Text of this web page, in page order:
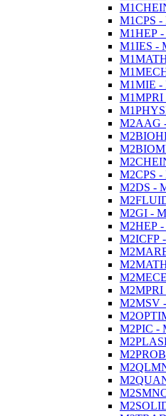
M1CPS -
M1HEP -
M1IES -
M1MIE -
M1MPRI
M2AAG
M2CPS -
M2DS -
M2GI -
M2HEP -
M2ICFP
M2MPRI
M2MSV -
M2PIC -